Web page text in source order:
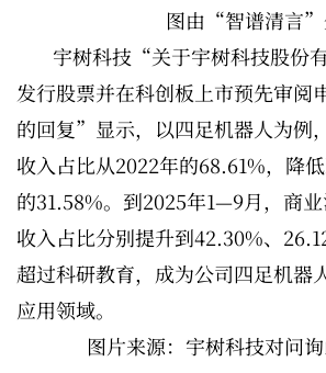
图由“智谱清言”
宇树科技“关于宇树科技股份
发行股票并在科创板上市预先审阅
的回复”显示，以四足机器人为例
收入占比从2022年的68.61%，降
的31.58%。到2025年1—9月，商
收入占比分别提升到42.30%、
超过科研教育，成为公司四足机器
应用领域。
图片来源：宇树科技对问